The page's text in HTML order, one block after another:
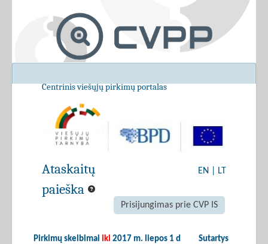
Centrinis viešųjų pirkimų portalas
EN LT
Prisijungimas prie CVP IS
Pirkimų skelbimai iki 2017 m. liepos 1 d Sutartys
Ataskaitų
paieška